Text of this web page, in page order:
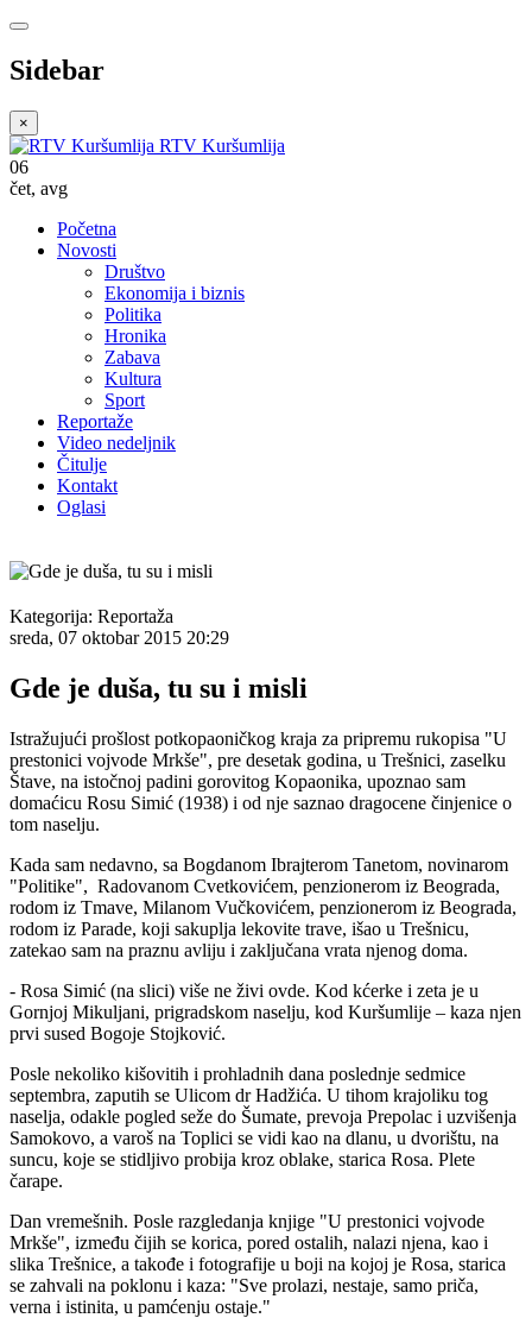
Sidebar
×
RTV Kuršumlija
06
čet, avg
Početna
Novosti
Društvo
Ekonomija i biznis
Politika
Hronika
Zabava
Kultura
Sport
Reportaže
Video nedeljnik
Čitulje
Kontakt
Oglasi
Kategorija: Reportaža
sreda, 07 oktobar 2015 20:29
Gde je duša, tu su i misli
Istražujući prošlost potkopaoničkog kraja za pripremu rukopisa "U
prestonici vojvode Mrkše", pre desetak godina, u Trešnici, zaselku
Štave, na istočnoj padini gorovitog Kopaonika, upoznao sam
domaćicu Rosu Simić (1938) i od nje saznao dragocene činjenice o
tom naselju.
Kada sam nedavno, sa Bogdanom Ibrajterom Tanetom, novinarom
"Politike", Radovanom Cvetkovićem, penzionerom iz Beograda,
rodom iz Tmave, Milanom Vučkovićem, penzionerom iz Beograda,
rodom iz Parade, koji sakuplja lekovite trave, išao u Trešnicu,
zatekao sam na praznu avliju i zaključana vrata njenog doma.
- Rosa Simić (na slici) više ne živi ovde. Kod kćerke i zeta je u
Gornjoj Mikuljani, prigradskom naselju, kod Kuršumlije – kaza njen
prvi sused Bogoje Stojković.
Posle nekoliko kišovitih i prohladnih dana poslednje sedmice
septembra, zaputih se Ulicom dr Hadžića. U tihom krajoliku tog
naselja, odakle pogled seže do Šumate, prevoja Prepolac i uzvišenja
Samokovo, a varoš na Toplici se vidi kao na dlanu, u dvorištu, na
suncu, koje se stidljivo probija kroz oblake, starica Rosa. Plete
čarape.
Dan vremešnih. Posle razgledanja knjige "U prestonici vojvode
Mrkše", između čijih se korica, pored ostalih, nalazi njena, kao i
slika Trešnice, a takođe i fotografije u boji na kojoj je Rosa, starica
se zahvali na poklonu i kaza: "Sve prolazi, nestaje, samo priča,
verna i istinita, u pamćenju ostaje."